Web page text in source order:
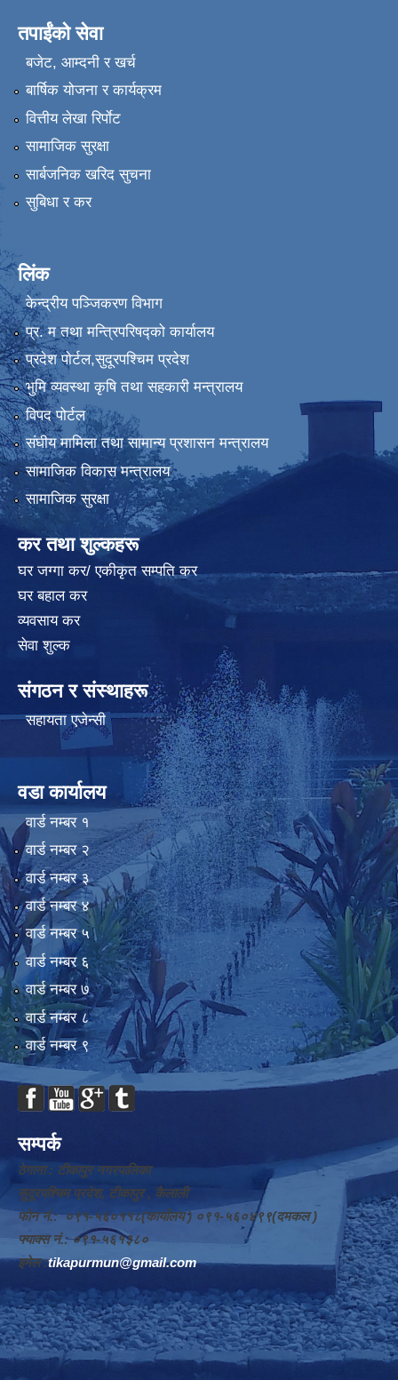
तपाईंको सेवा
बजेट, आम्दनी र खर्च
बार्षिक योजना र कार्यक्रम
वित्तीय लेखा रिर्पाेट
सामाजिक सुरक्षा
सार्बजनिक खरिद सुचना
सुबिधा र कर
लिंक
केन्द्रीय पञ्जिकरण विभाग
प्र. म तथा मन्त्रिपरिषद्को कार्यालय
प्रदेश पाेर्टल,सुदूरपश्चिम प्रदेश
भुमि व्यवस्था कृषि तथा सहकारी मन्त्रालय
विपद पोर्टल
संघीय मामिला तथा सामान्य प्रशासन मन्त्रालय
सामाजिक विकास मन्त्रालय
सामाजिक सुरक्षा
कर तथा शुल्कहरू
घर जग्गा कर/ एकीकृत सम्पति कर
घर बहाल कर
व्यवसाय कर
सेवा शुल्क
संगठन र संस्थाहरू
सहायता एजेन्सी
वडा कार्यालय
वार्ड न‌म्बर १
वार्ड न‌म्बर २
वार्ड न‌म्बर ३
वार्ड न‌म्बर ४
वार्ड न‌म्बर ५
वार्ड न‌म्बर ६
वार्ड न‌म्बर ७
वार्ड न‌म्बर ८
वार्ड न‌म्बर ९
सम्पर्क
ठेगाना : टीकापुर नगरपालिका
सुदूरपश्चिम प्रदेश, टीकापुर , कैलाली
फोन नं.: ०९१-५६०११८(कार्यालय ) ०९१-५६०४९९(दमकल )
फ्याक्स नं.: ०९१-५६१३८०
इमेल :tikapurmun@gmail.com